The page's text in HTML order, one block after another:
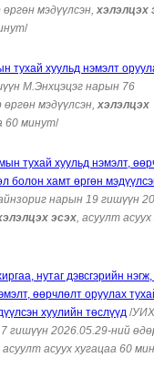
мэдүүлсэн, хэлэлцэх
/
тухай хуульд нэмэлт
М.Энхцэцэг нарын 76
мэдүүлсэн, хэлэлцэх
60 минут/
тухай хуульд нэмэлт,
болон хамт өргөн
нарын 19 гишүүн
эсэх , асуулт
нутаг дэвсгэрийн
өөрчлөлт оруулах
хуулийн төслүүд /
гишүүн 2026.05.29-ний
асуулт асуух хугацаа 60